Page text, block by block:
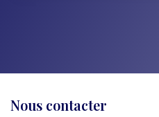
Nous contacter